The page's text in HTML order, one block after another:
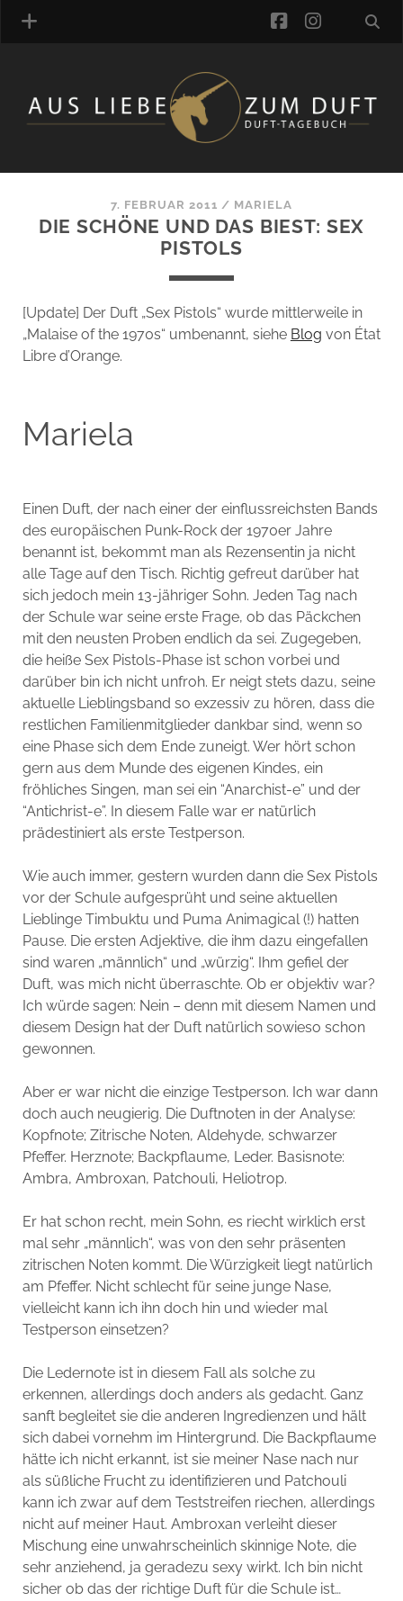
MANUFAKTUREN
LINK-SAMMLUNG
ARTIKEL-ARCHIV
facebook
7. FEBRUAR 2011 / MARIELA
DIE SCHÖNE UND DAS BIEST: SEX
PISTOLS
[Update] Der Duft „Sex Pistols“ wurde mittlerweile in
„Malaise of the 1970s“ umbenannt, siehe Blog von État
Libre d’Orange.
Mariela
Einen Duft, der nach einer der einflussreichsten Bands
des europäischen Punk-Rock der 1970er Jahre
benannt ist, bekommt man als Rezensentin ja nicht
alle Tage auf den Tisch. Richtig gefreut darüber hat
sich jedoch mein 13-jähriger Sohn. Jeden Tag nach
der Schule war seine erste Frage, ob das Päckchen
mit den neusten Proben endlich da sei. Zugegeben,
die heiße Sex Pistols-Phase ist schon vorbei und
darüber bin ich nicht unfroh. Er neigt stets dazu, seine
aktuelle Lieblingsband so exzessiv zu hören, dass die
restlichen Familienmitglieder dankbar sind, wenn so
eine Phase sich dem Ende zuneigt. Wer hört schon
gern aus dem Munde des eigenen Kindes, ein
fröhliches Singen, man sei ein “Anarchist-e” und der
“Antichrist-e”. In diesem Falle war er natürlich
prädestiniert als erste Testperson.
Wie auch immer, gestern wurden dann die Sex Pistols
vor der Schule aufgesprüht und seine aktuellen
Lieblinge Timbuktu und Puma Animagical (!) hatten
Pause. Die ersten Adjektive, die ihm dazu eingefallen
sind waren „männlich“ und „würzig“. Ihm gefiel der
Duft, was mich nicht überraschte. Ob er objektiv war?
Ich würde sagen: Nein – denn mit diesem Namen und
diesem Design hat der Duft natürlich sowieso schon
gewonnen.
Aber er war nicht die einzige Testperson. Ich war dann
doch auch neugierig. Die Duftnoten in der Analyse:
Kopfnote; Zitrische Noten, Aldehyde, schwarzer
Pfeffer. Herznote; Backpflaume, Leder. Basisnote:
Ambra, Ambroxan, Patchouli, Heliotrop.
Er hat schon recht, mein Sohn, es riecht wirklich erst
mal sehr „männlich“, was von den sehr präsenten
zitrischen Noten kommt. Die Würzigkeit liegt natürlich
am Pfeffer. Nicht schlecht für seine junge Nase,
vielleicht kann ich ihn doch hin und wieder mal
Testperson einsetzen?
Die Ledernote ist in diesem Fall als solche zu
erkennen, allerdings doch anders als gedacht. Ganz
sanft begleitet sie die anderen Ingredienzen und hält
sich dabei vornehm im Hintergrund. Die Backpflaume
hätte ich nicht erkannt, ist sie meiner Nase nach nur
als süßliche Frucht zu identifizieren und Patchouli
kann ich zwar auf dem Teststreifen riechen, allerdings
nicht auf meiner Haut. Ambroxan verleiht dieser
Mischung eine unwahrscheinlich skinnige Note, die
sehr anziehend, ja geradezu sexy wirkt. Ich bin nicht
sicher ob das der richtige Duft für die Schule ist…